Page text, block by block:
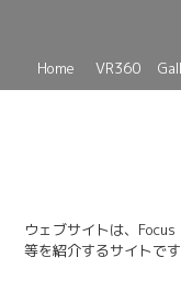
Home VR360
ウェブサイトは、
等を紹介するサイトです